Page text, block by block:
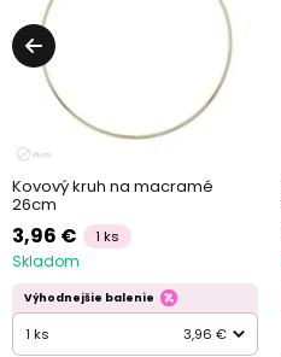
Kovový kruh na macramé
26cm
3,96 € 1 ks
Skladom
Výhodnejšie balenie
1 ks 3,96 €